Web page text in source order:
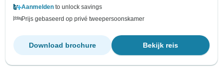
Aanmelden to unlock savings
Prijs gebaseerd op privé tweepersoonskamer
Bekijk reis
Download brochure